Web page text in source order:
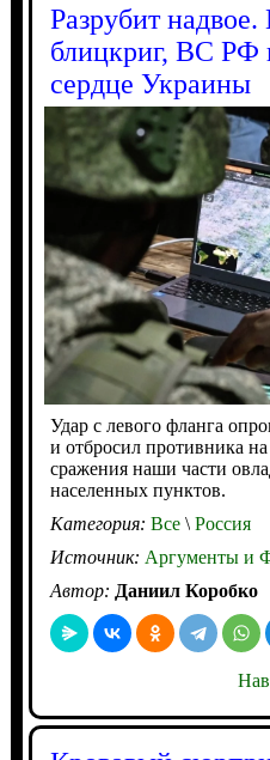
Разрубит
блицкриг, ВС РФ
сердце Украины
Удар с левого фланга
и отбросил противника
сражения наши части
населенных пунктов.
Категория: Все\Россия
Источник: Аргументы и
Автор: Даниил Коробко